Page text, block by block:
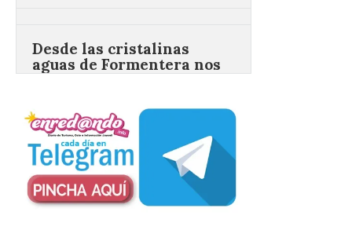
León de…viaje.
Nueva edición de León
de…viaje. Una iniciativa
organizado por la sección
juvenil de la Asociación
Enróllate, la Asociación
Conceyu País Llionés y el Diario de
Turismo, Ocio e Información para